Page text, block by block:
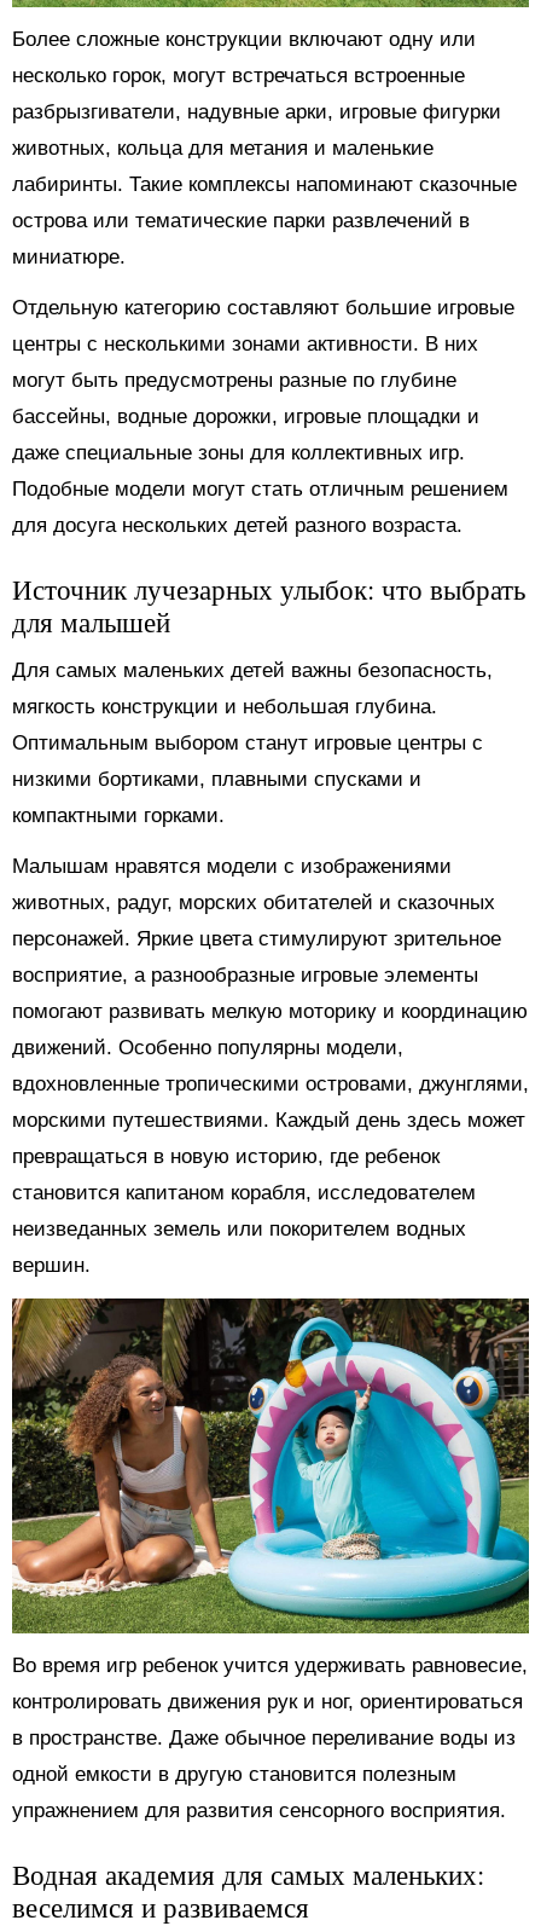
Более сложные конструкции включают одну или
несколько горок, могут встречаться встроенные
разбрызгиватели, надувные арки, игровые фигурки
животных, кольца для метания и маленькие
лабиринты. Такие комплексы напоминают сказочные
острова или тематические парки развлечений в
миниатюре.
Отдельную категорию составляют большие игровые
центры с несколькими зонами активности. В них
могут быть предусмотрены разные по глубине
бассейны, водные дорожки, игровые площадки и
даже специальные зоны для коллективных игр.
Подобные модели могут стать отличным решением
для досуга нескольких детей разного возраста.
Источник лучезарных улыбок: что выбрать
для малышей
Для самых маленьких детей важны безопасность,
мягкость конструкции и небольшая глубина.
Оптимальным выбором станут игровые центры с
низкими бортиками, плавными спусками и
компактными горками.
Малышам нравятся модели с изображениями
животных, радуг, морских обитателей и сказочных
персонажей. Яркие цвета стимулируют зрительное
восприятие, а разнообразные игровые элементы
помогают развивать мелкую моторику и координацию
движений. Особенно популярны модели,
вдохновленные тропическими островами, джунглями,
морскими путешествиями. Каждый день здесь может
превращаться в новую историю, где ребенок
становится капитаном корабля, исследователем
неизведанных земель или покорителем водных
вершин.
Во время игр ребенок учится удерживать равновесие,
контролировать движения рук и ног, ориентироваться
в пространстве. Даже обычное переливание воды из
одной емкости в другую становится полезным
упражнением для развития сенсорного восприятия.
Водная академия для самых маленьких:
веселимся и развиваемся